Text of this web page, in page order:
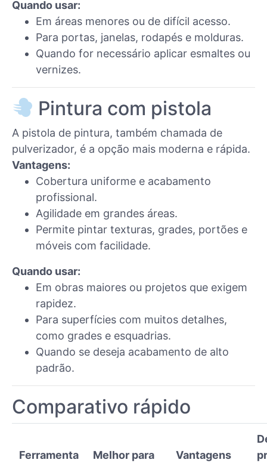
Quando usar:
Em áreas menores ou de difícil acesso.
Para portas, janelas, rodapés e molduras.
Quando for necessário aplicar esmaltes ou
vernizes.
Pintura com pistola
A pistola de pintura, também chamada de
pulverizador, é a opção mais moderna e rápida.
Vantagens:
Cobertura uniforme e acabamento
profissional.
Agilidade em grandes áreas.
Permite pintar texturas, grades, portões e
móveis com facilidade.
Quando usar:
Em obras maiores ou projetos que exigem
rapidez.
Para superfícies com muitos detalhes,
como grades e esquadrias.
Quando se deseja acabamento de alto
padrão.
Comparativo rápido
Ferramenta Melhor para Vantagens